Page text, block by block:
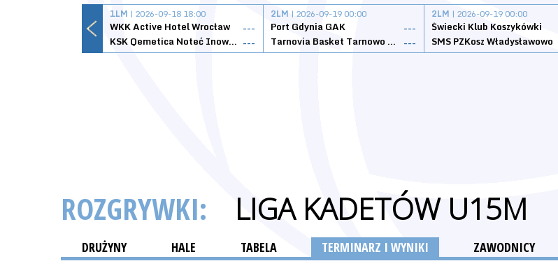
1LM | 2026-09-18 18:00
WKK Active Hotel Wrocław
---
KSK Qemetica Noteć Inowrocław ---
2LM | 2026-09-19 00:00
Port Gdynia GAK
---
Tarnovia Basket Tarnowo Podgórne ---
2LM | 2026-09-19 00:00
Świecki Klub Koszykówki
SMS PZKosz Władysławowo
ROZGRYWKI: LIGA KADETÓW U15M
DRUŻYNY HALE TABELA TERMINARZ I WYNIKI ZAWODNICY